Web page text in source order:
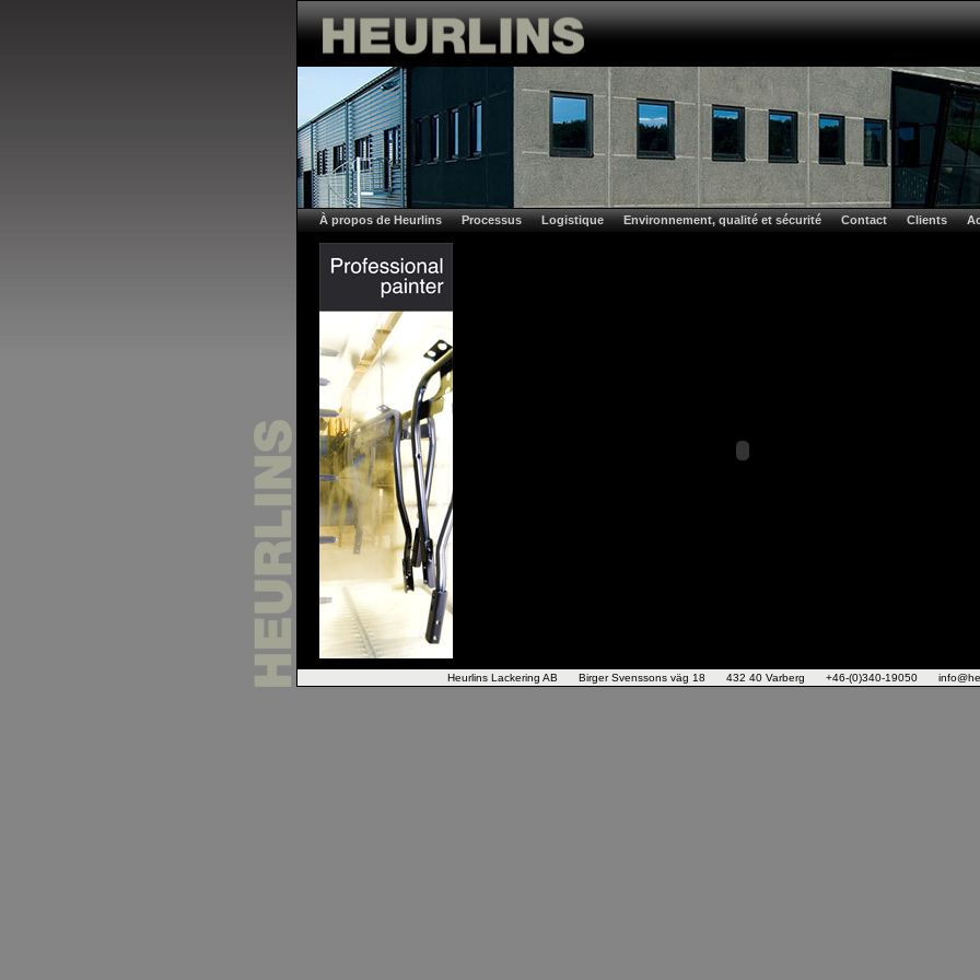
À propos de Heurlins Processus Logistique Environnement, qualité et sécurité Contact Clients
Heurlins Lackering AB Birger Svenssons väg 18 432 40 Varberg +46-(0)340-19050